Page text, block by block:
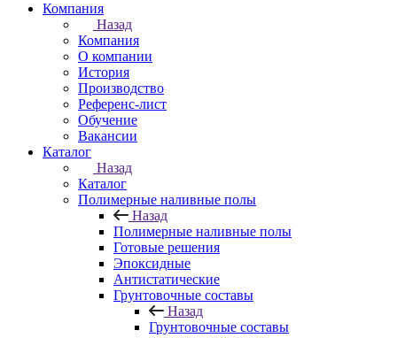
Компания
Назад
Компания
О компании
История
Производство
Референс-лист
Обучение
Вакансии
Каталог
Назад
Каталог
Полимерные наливные полы
Назад
Полимерные наливные полы
Готовые решения
Эпоксидные
Антистатические
Грунтовочные составы
Назад
Грунтовочные составы